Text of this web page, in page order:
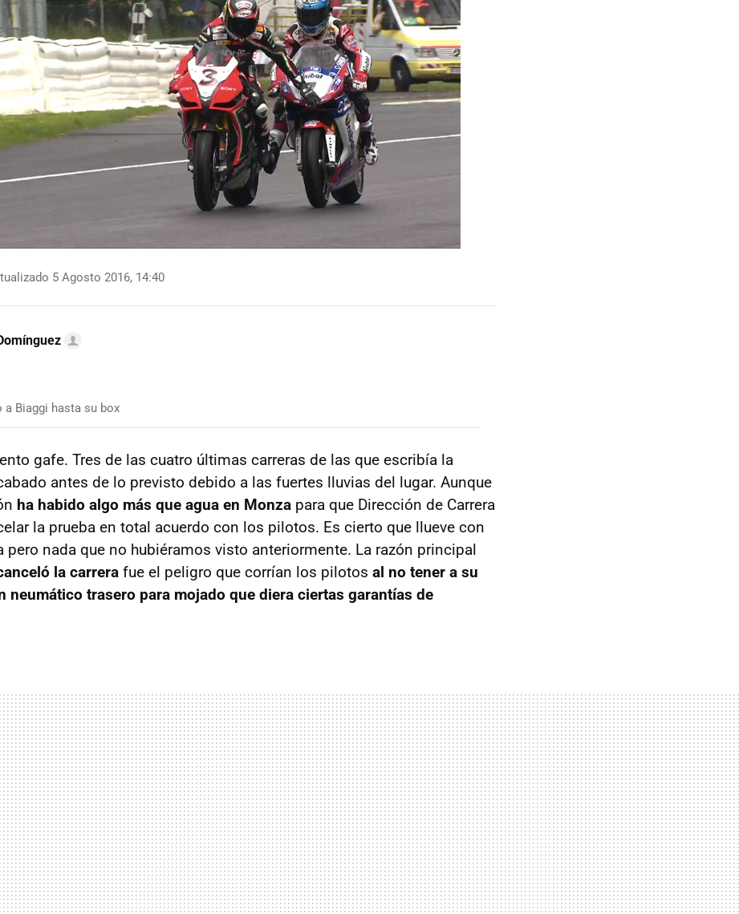
5 Agosto 2016, 14:40
a Biaggi hasta su box
gafe. Tres de las cuatro últimas carreras de las que escribía la
antes de lo previsto debido a las fuertes lluvias del lugar. Aunque
ha habido algo más que agua en Monza para que Dirección de Carrera
la prueba en total acuerdo con los pilotos. Es cierto que llueve con
pero nada que no hubiéramos visto anteriormente. La razón principal
la carrera fue el peligro que corrían los pilotos al no tener a su
neumático trasero para mojado que diera ciertas garantías de